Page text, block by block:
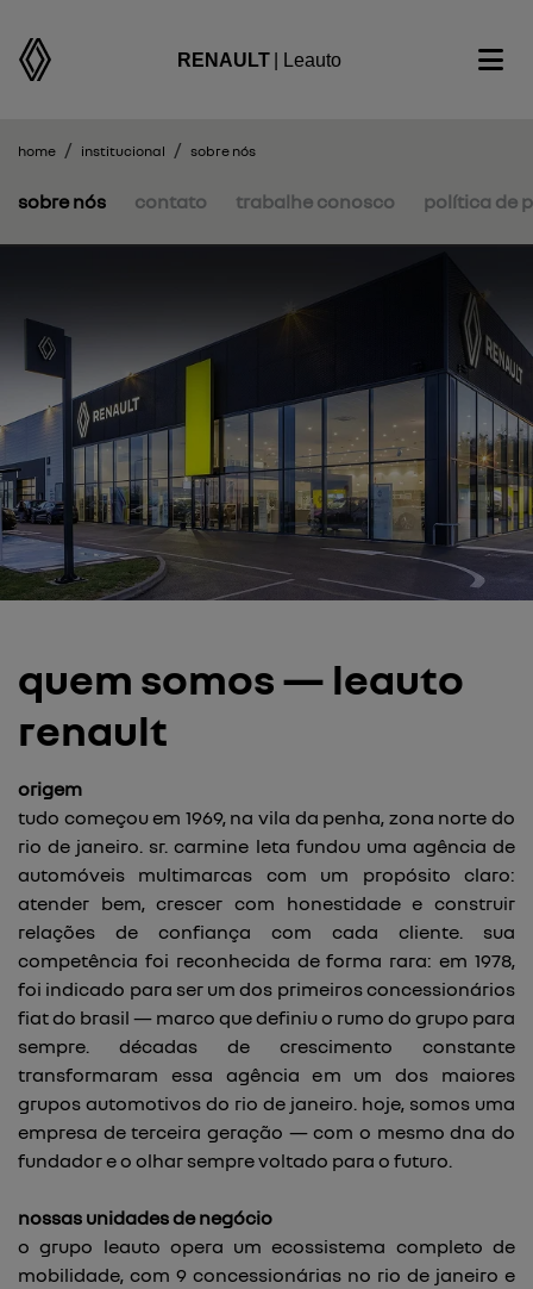
RENAULT | Leauto
home institucional sobre nós
sobre nós contato trabalhe conosco política de
quem somos — leauto
renault
origem
tudo começou em 1969, na vila da penha, zona norte do
rio de janeiro. sr. carmine leta fundou uma agência de
automóveis multimarcas com um propósito claro:
atender bem, crescer com honestidade e construir
relações de confiança com cada cliente. sua
competência foi reconhecida de forma rara: em 1978,
foi indicado para ser um dos primeiros concessionários
fiat do brasil — marco que definiu o rumo do grupo para
sempre. décadas de crescimento constante
transformaram essa agência em um dos maiores
grupos automotivos do rio de janeiro. hoje, somos uma
empresa de terceira geração — com o mesmo dna do
fundador e o olhar sempre voltado para o futuro.
nossas unidades de negócio
o grupo leauto opera um ecossistema completo de
mobilidade, com 9 concessionárias no rio de janeiro e